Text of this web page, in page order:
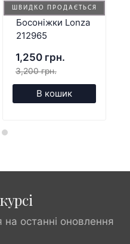
ШВИДКО ПРОДАЄТЬСЯ
Босоніжки Lonza
212965
1,250 грн.
3,200 грн.
В кошик
на останні оновлення